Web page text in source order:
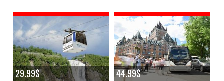
29.99$ 44.99$